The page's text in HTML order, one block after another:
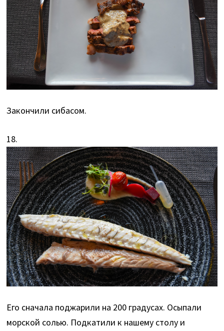
Закончили сибасом.
18.
Его сначала поджарили на 200 градусах. Осыпали
морской солью. Подкатили к нашему столу и